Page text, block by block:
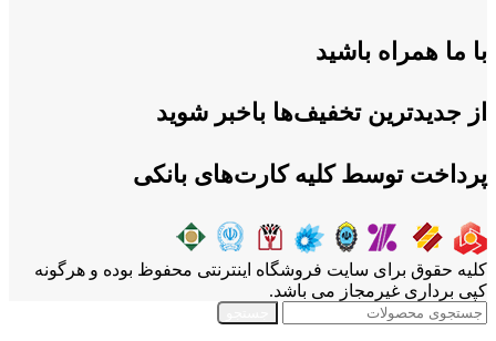
با ما همراه باشید
از جدیدترین تخفیف‌ها باخبر شوید
پرداخت توسط کلیه کارت‌های بانکی
کلیه حقوق برای سایت فروشگاه اینترنتی محفوظ بوده و هرگونه
کپی برداری غیرمجاز می باشد.